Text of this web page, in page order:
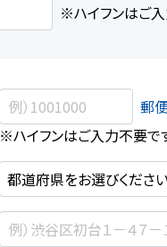
※ハイフンはご
郵
※ハイフンはご入力不要で